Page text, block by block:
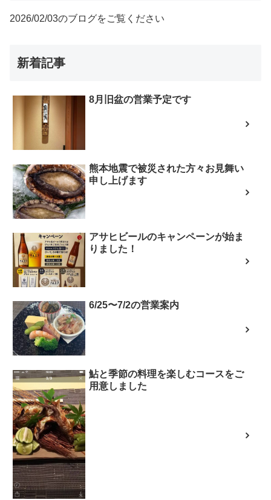
2026/02/03のブログをご覧ください
新着記事
8月旧盆の営業予定です
熊本地震で被災された方々お見舞い
申し上げます
アサヒビールのキャンペーンが始ま
りました！
6/25〜7/2の営業案内
鮎と季節の料理を楽しむコースをご
用意しました